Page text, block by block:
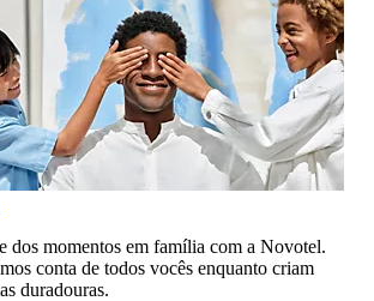
dos momentos em família com a Novotel.
conta de todos vocês enquanto criam
duradouras.